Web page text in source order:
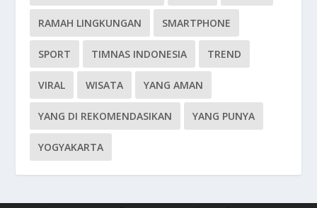
RAMAH LINGKUNGAN SMARTPHONE
SPORT TIMNAS INDONESIA TREND
VIRAL WISATA YANG AMAN
YANG DI REKOMENDASIKAN YANG PUNYA
YOGYAKARTA